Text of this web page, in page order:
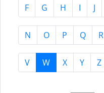
F G H I J
N O P Q R
V W X Y Z